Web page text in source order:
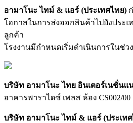
อามาโนะ ไทม์ & แอร์ (ประเทศไทย)
โอกาสในการส่งออกสินค้าไปยังปร
ลูกค้า
โรงงานมีกำหนดเริ่มดำเนินการในช่
บริษัท อามาโนะ ไทย อินเตอร์เนชั่นแ
อาคารพาราไดซ์ เพลส ห้อง CS002/
บริษัท อามาโนะ ไทม์ & แอร์ (ประเท